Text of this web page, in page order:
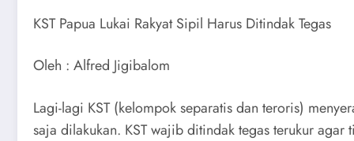
KST Papua Lukai Rakyat Sipil Harus Ditindak Tegas
Oleh : Alfred Jigibalom
Lagi-lagi KST (kelompok separatis dan teroris)
saja dilakukan. KST wajib ditindak tegas terukur